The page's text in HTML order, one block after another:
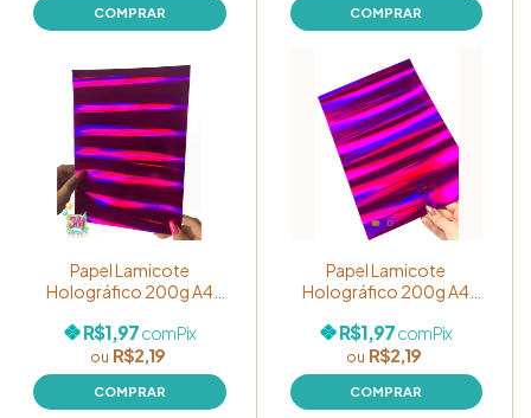
Papel Lamicote
Holográfico 200g A4
R$2,19
R$1,97comPix
Papel Lamicote
Holográfico 200g A4
R$2,19
R$1,97comPix